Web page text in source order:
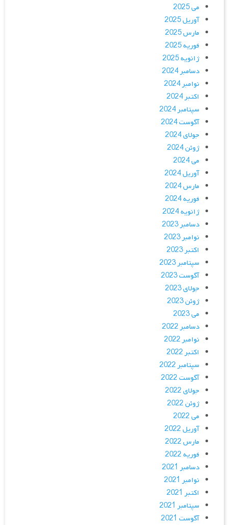
می 2025
آوریل 2025
مارس 2025
فوریه 2025
ژانویه 2025
دسامبر 2024
نوامبر 2024
اکتبر 2024
سپتامبر 2024
آگوست 2024
جولای 2024
ژوئن 2024
می 2024
آوریل 2024
مارس 2024
فوریه 2024
ژانویه 2024
دسامبر 2023
نوامبر 2023
اکتبر 2023
سپتامبر 2023
آگوست 2023
جولای 2023
ژوئن 2023
می 2023
دسامبر 2022
نوامبر 2022
اکتبر 2022
سپتامبر 2022
آگوست 2022
جولای 2022
ژوئن 2022
می 2022
آوریل 2022
مارس 2022
فوریه 2022
دسامبر 2021
نوامبر 2021
اکتبر 2021
سپتامبر 2021
آگوست 2021